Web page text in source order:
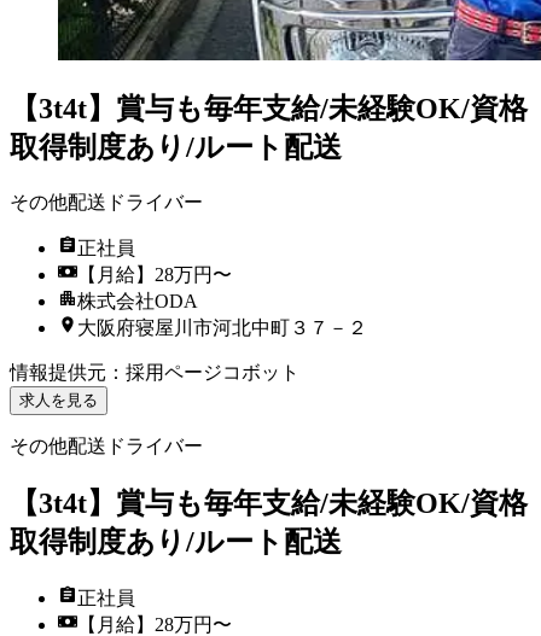
【3t4t】賞与も毎年支給/未経験OK/資格
取得制度あり/ルート配送
その他配送ドライバー
正社員
【月給】28万円〜
株式会社ODA
大阪府寝屋川市河北中町３７－２
情報提供元 ： 採用ページコボット
求人を見る
その他配送ドライバー
【3t4t】賞与も毎年支給/未経験OK/資格
取得制度あり/ルート配送
正社員
【月給】28万円〜